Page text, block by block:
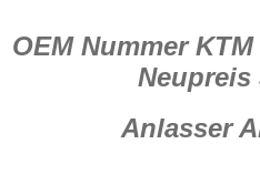
OEM Nummer
Neupreis
Anlasser